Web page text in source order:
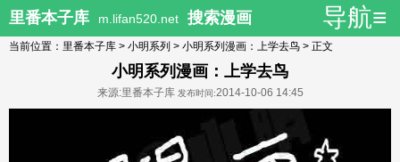
里番本子库 m.lifan520.net 搜索漫画 导航≡
当前位置： 里番本子库 > 小明系列 > 小明系列漫画：上学去鸟 > 正文
小明系列漫画：上学去鸟
来源:里番本子库 发布时间:2014-10-06 14:45